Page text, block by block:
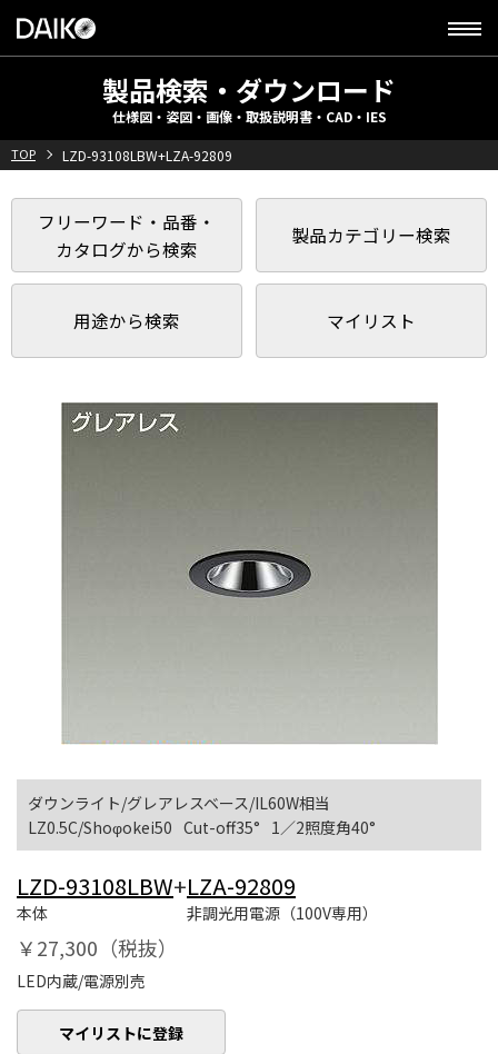
製品検索・ダウンロード
仕様図・姿図・画像・取扱説明書・CAD・IES
TOP LZD-93108LBW+LZA-92809
フリーワード・品番・
カタログから検索
製品カテゴリー検索
用途から検索 マイリスト
ダウンライト/グレアレスベース/IL60W相当
LZ0.5C/Shoφokei50 Cut-off35° 1／2照度角40°
LZD-93108LBW+
本体
LZA-92809
非調光用電源（100V専用）
￥27,300（税抜）
LED内蔵/電源別売
マイリストに登録